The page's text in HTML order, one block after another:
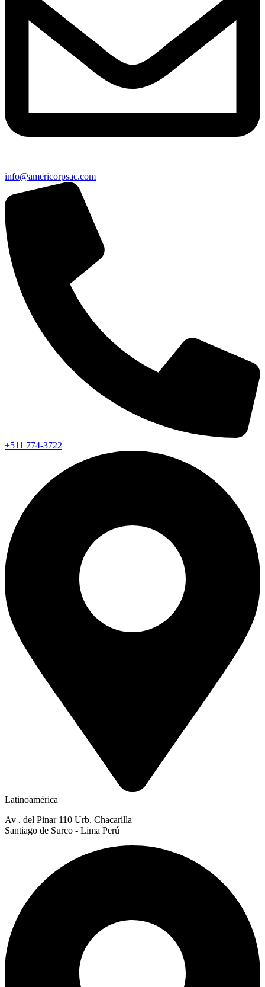
info@americorpsac.com
+511 774-3722
Latinoamérica
Av . del Pinar 110 Urb. Chacarilla
Santiago de Surco - Lima Perú